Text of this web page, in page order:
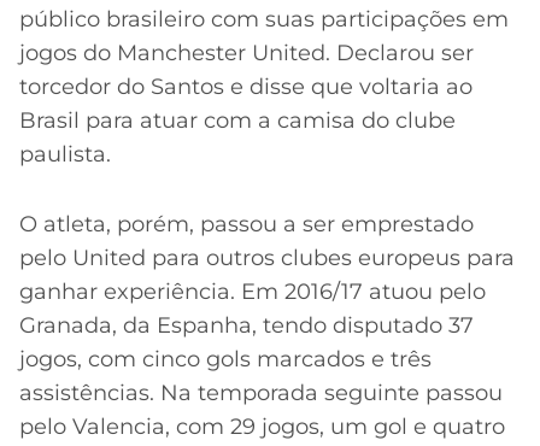
público brasileiro com suas participações em
jogos do Manchester United. Declarou ser
torcedor do Santos e disse que voltaria ao
Brasil para atuar com a camisa do clube
paulista.
O atleta, porém, passou a ser emprestado
pelo United para outros clubes europeus para
ganhar experiência. Em 2016/17 atuou pelo
Granada, da Espanha, tendo disputado 37
jogos, com cinco gols marcados e três
assistências. Na temporada seguinte passou
pelo Valencia, com 29 jogos, um gol e quatro